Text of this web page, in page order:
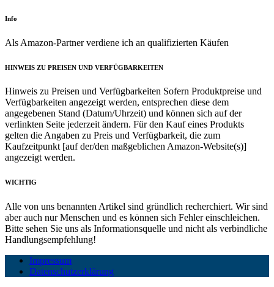
Info
Als Amazon-Partner verdiene ich an qualifizierten Käufen
HINWEIS ZU PREISEN UND VERFÜGBARKEITEN
Hinweis zu Preisen und Verfügbarkeiten Sofern Produktpreise und
Verfügbarkeiten angezeigt werden, entsprechen diese dem
angegebenen Stand (Datum/Uhrzeit) und können sich auf der
verlinkten Seite jederzeit ändern. Für den Kauf eines Produkts
gelten die Angaben zu Preis und Verfügbarkeit, die zum
Kaufzeitpunkt [auf der/den maßgeblichen Amazon-Website(s)]
angezeigt werden.
WICHTIG
Alle von uns benannten Artikel sind gründlich recherchiert. Wir sind
aber auch nur Menschen und es können sich Fehler einschleichen.
Bitte sehen Sie uns als Informationsquelle und nicht als verbindliche
Handlungsempfehlung!
Impressum
Datenschutzerklärung